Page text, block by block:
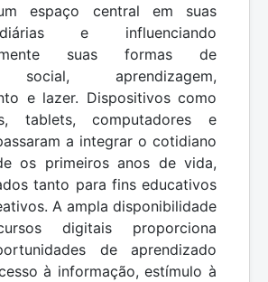
espaço central em suas
e influenciando
suas formas de
social, aprendizagem,
e lazer. Dispositivos como
tablets, computadores e
a integrar o cotidiano
os primeiros anos de vida,
tanto para fins educativos
A ampla disponibilidade
digitais proporciona
de aprendizado
à informação, estímulo à